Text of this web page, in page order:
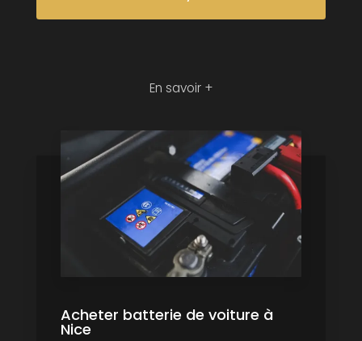
En savoir +
Acheter batterie de voiture à
Nice